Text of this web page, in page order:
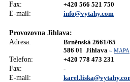
Fax:
+420 566 521 750
E-mail:
info@vytahy.com
Provozovna Jihlava:
Adresa:
Brněnská 2661/65
586 01 Jihlava » MAPA
Telefon:
+420 778 473 231
Fax:
-
E-mail: